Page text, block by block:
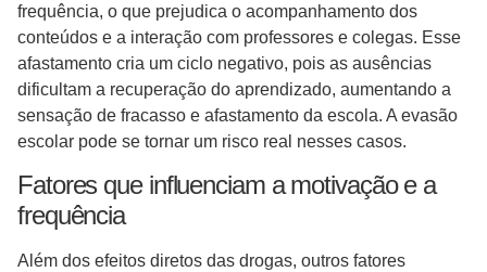
frequência, o que prejudica o acompanhamento dos
conteúdos e a interação com professores e colegas. Esse
afastamento cria um ciclo negativo, pois as ausências
dificultam a recuperação do aprendizado, aumentando a
sensação de fracasso e afastamento da escola. A evasão
escolar pode se tornar um risco real nesses casos.
Fatores que influenciam a motivação e a
frequência
Além dos efeitos diretos das drogas, outros fatores